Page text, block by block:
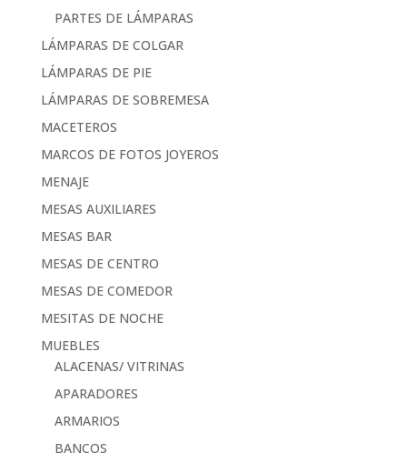
PARTES DE LÁMPARAS
LÁMPARAS DE COLGAR
LÁMPARAS DE PIE
LÁMPARAS DE SOBREMESA
MACETEROS
MARCOS DE FOTOS JOYEROS
MENAJE
MESAS AUXILIARES
MESAS BAR
MESAS DE CENTRO
MESAS DE COMEDOR
MESITAS DE NOCHE
MUEBLES
ALACENAS/ VITRINAS
APARADORES
ARMARIOS
BANCOS